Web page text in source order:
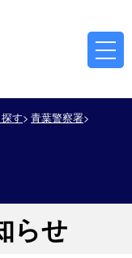
す 青葉警察署
らせ